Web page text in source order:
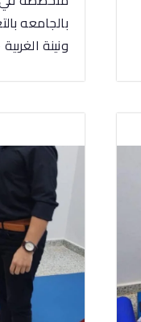
بالجامعه
ونينة